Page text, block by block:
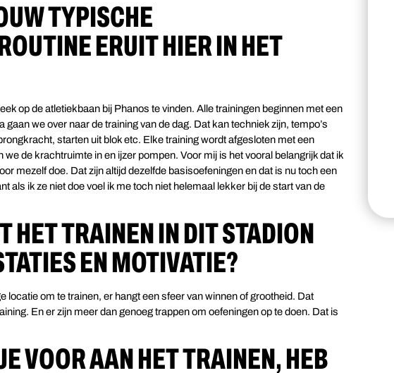
TYPISCHE
ERUIT HIER IN HET
op de atletiekbaan bij Phanos te vinden. Alle trainingen beginnen met een
we over naar de training van de dag. Dat kan techniek zijn, tempo’s
starten uit blok etc. Elke training wordt afgesloten met een
de krachtruimte in en ijzer pompen. Voor mij is het vooral belangrijk dat ik
mezelf doe. Dat zijn altijd dezelfde basisoefeningen en dat is nu toch een
als ik ze niet doe voel ik me toch niet helemaal lekker bij de start van de
HET TRAINEN IN DIT STADION
EN MOTIVATIE?
locatie om te trainen, er hangt een sfeer van winnen of grootheid. Dat
En er zijn meer dan genoeg trappen om oefeningen op te doen. Dat is
VOOR AAN HET TRAINEN, HEB